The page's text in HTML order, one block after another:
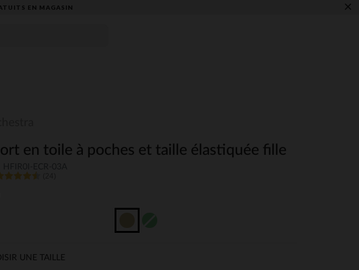
EN MAGASIN​ ×
en toile à poches et taille élastiquée fille
UNE TAILLE